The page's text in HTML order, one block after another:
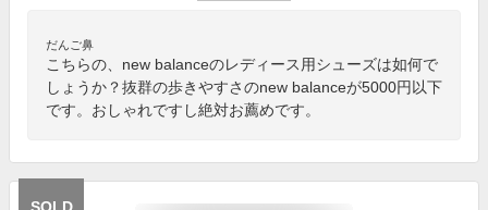
だんご鼻
こちらの、new balanceのレディース用シューズは如何で
しょうか？抜群の歩きやすさのnew balanceが5000円以下
です。おしゃれですし絶対お薦めです。